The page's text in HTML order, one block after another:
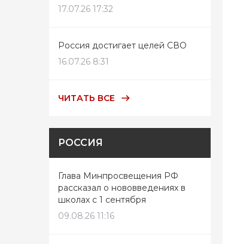
17.07.26 17:32
Россия достигает целей СВО
16.07.26 8:31
ЧИТАТЬ ВСЕ
РОССИЯ
Глава Минпросвещения РФ
рассказал о нововведениях в
школах с 1 сентября
09.08.26 11:16